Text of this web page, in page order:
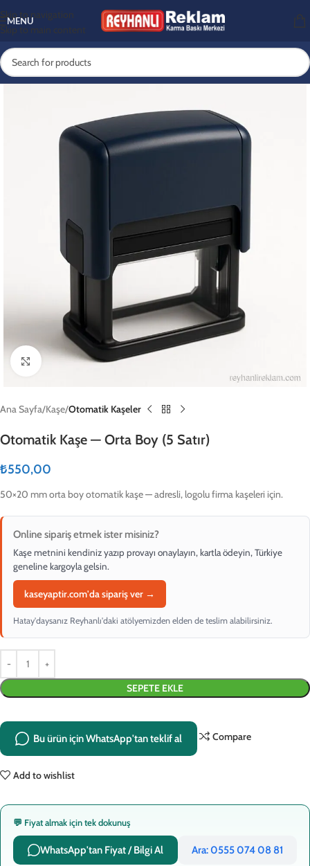
Skip to navigation
Skip to main content
MENU
Click to enlarge
Ana Sayfa Kaşe Otomatik Kaşeler
Otomatik Kaşe — Orta Boy (5 Satır)
₺550,00
50×20 mm orta boy otomatik kaşe — adresli, logolu firma kaşeleri için.
Online sipariş etmek ister misiniz?
Kaşe metnini kendiniz yazıp provayı onaylayın, kartla ödeyin, Türkiye
geneline kargoyla gelsin.
kaseyaptir.com'da sipariş ver →
Hatay'daysanız Reyhanlı'daki atölyemizden elden de teslim alabilirsiniz.
SEPETE EKLE
Bu ürün için WhatsApp'tan teklif al Compare
Add to wishlist
💬 Fiyat almak için tek dokunuş
WhatsApp'tan Fiyat / Bilgi Al Ara: 0555 074 08 81